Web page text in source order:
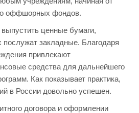
оффшорных фондов.
ценные бумаги,
послужат закладные. Благодаря
привлекают
средства для дальнейшего
Как показывает практика,
в России довольно успешен.
договора и оформлении